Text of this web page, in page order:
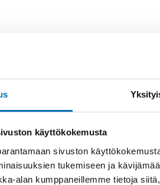
käyttökokemusta
sivuston
tukemiseen ja
alan kumppaneillemme tietoja